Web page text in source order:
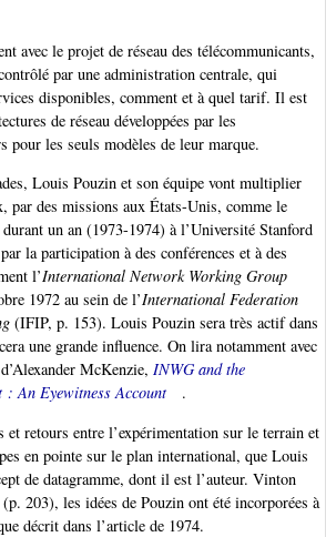
avec le projet de réseau des télécommunicants,
par une administration centrale, qui
disponibles, comment et à quel tarif. Il est
de réseau développées par les
pour les seuls modèles de leur marque.
Louis Pouzin et son équipe vont multiplier
par des missions aux États-Unis, comme le
un an (1973-1974) à l’Université Stanford
la participation à des conférences et à des
l’International Network Working Group
1972 au sein de l’International Federation
(IFIP, p. 153). Louis Pouzin sera très actif dans
une grande influence. On lira notamment avec
McKenzie, INWG and the
: An Eyewitness Account
.
et retours entre l’expérimentation sur le terrain et
en pointe sur le plan international, que Louis
de datagramme, dont il est l’auteur. Vinton
203), les idées de Pouzin ont été incorporées à
décrit dans l’article de 1974.